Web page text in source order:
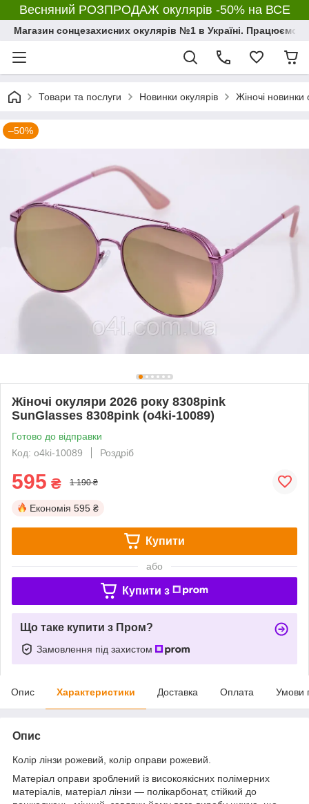
Весняний РОЗПРОДАЖ окулярів -50% на ВСЕ
Магазин сонцезахисних окулярів №1 в Україні. Працюємо з
Товари та послуги Новинки окулярів Жіночі новинки
–50%
Жіночі окуляри 2026 року 8308pink
SunGlasses 8308pink (o4ki-10089)
Готово до відправки
Код: o4ki-10089
Роздріб
595 ₴ 1 190 ₴
Економія 595 ₴
Купити
або
Купити з
Що таке купити з Пром?
Замовлення під захистом
Опис Характеристики Доставка Оплата Умови
Опис
Колір лінзи рожевий, колір оправи рожевий.
Матеріал оправи зроблений із високоякісних полімерних
матеріалів, матеріал лінзи — полікарбонат, стійкий до